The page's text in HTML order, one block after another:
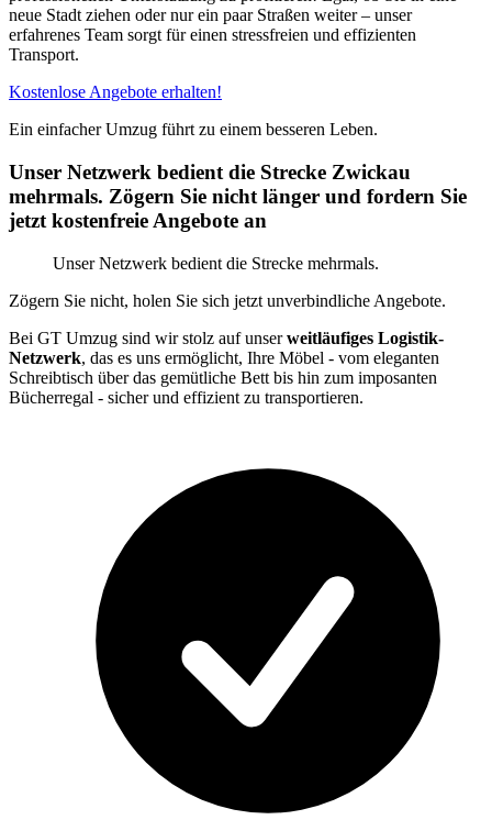
neue Stadt ziehen oder nur ein paar Straßen weiter – unser
erfahrenes Team sorgt für einen stressfreien und effizienten
Transport.
Kostenlose Angebote erhalten!
Ein einfacher Umzug führt zu einem besseren Leben.
Unser Netzwerk bedient die Strecke Zwickau
mehrmals. Zögern Sie nicht länger und fordern Sie
jetzt kostenfreie Angebote an
Unser Netzwerk bedient die Strecke mehrmals.
Zögern Sie nicht, holen Sie sich jetzt unverbindliche Angebote.
Bei GT Umzug sind wir stolz auf unserweitläufiges Logistik-
Netzwerk, das es uns ermöglicht, Ihre Möbel - vom eleganten
Schreibtisch über das gemütliche Bett bis hin zum imposanten
Bücherregal - sicher und effizient zu transportieren.